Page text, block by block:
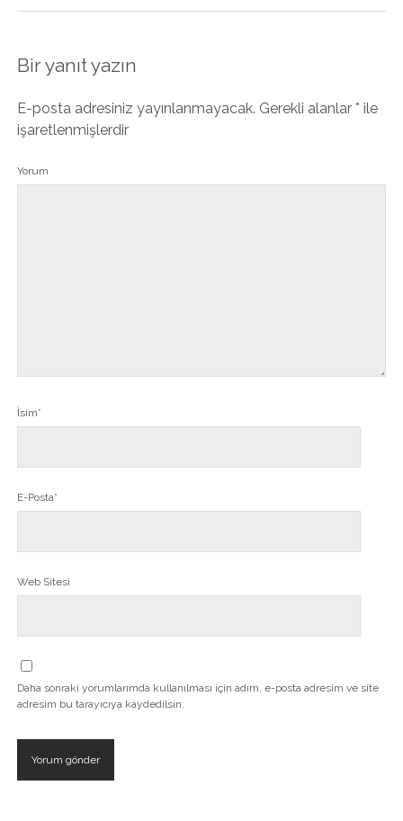
Bir yanıt yazın
E-posta adresiniz yayınlanmayacak. Gerekli alanlar * ile
işaretlenmişlerdir
Yorum
İsim*
E-Posta*
Web Sitesi
Daha sonraki yorumlarımda kullanılması için adım, e-posta adresim ve site
adresim bu tarayıcıya kaydedilsin.